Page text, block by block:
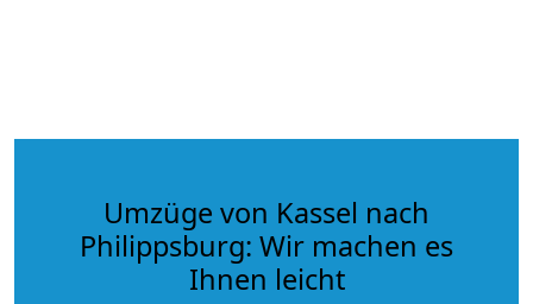
Umzüge von Kassel nach
Philippsburg: Wir machen es
Ihnen leicht